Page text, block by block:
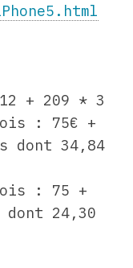
+ 209 * 3
: 75€ +
dont 34,84
: 75 +
dont 24,30